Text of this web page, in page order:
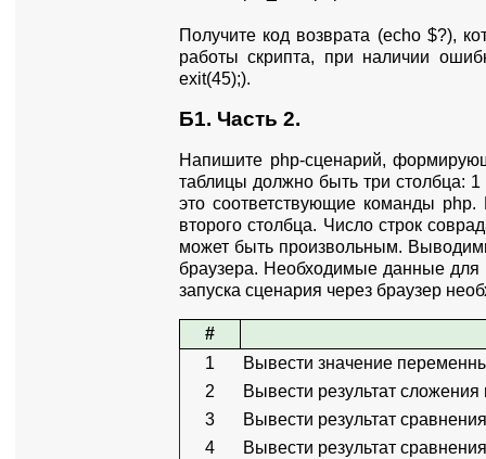
Получите код возврата (echo $?),
работы скрипта, при наличии
exit(45);).
Б1. Часть 2.
Напишите php-сценарий,
таблицы должно быть три столбца:
это соответствующие команды php.
второго столбца. Число строк
может быть произвольным.
браузера. Необходимые данные
запуска сценария через браузер
#
1
Вывести значение
2
Вывести результат
3
Вывести результат
4
Вывести результат